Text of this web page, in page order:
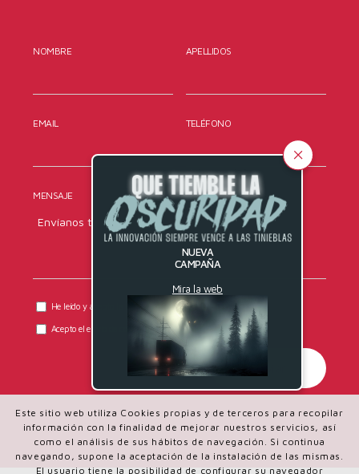
NUEVA
CAMPAÑA
Mira la web
NOMBRE APELLIDOS
EMAIL TELÉFONO
MENSAJE
He leído y acepto la política de privacidad de DYRESEL.
Acepto el envío de comunicaciones comerciales.
Este sitio web utiliza Cookies propias y de terceros para recopilar
información con la finalidad de mejorar nuestros servicios, así
como el análisis de sus hábitos de navegación. Si continua
navegando, supone la aceptación de la instalación de las mismas.
El usuario tiene la posibilidad de configurar su navegador